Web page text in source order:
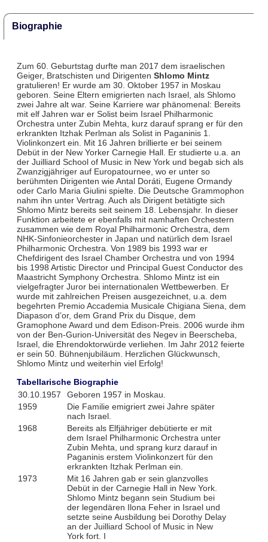
Biographie
Zum 60. Geburtstag durfte man 2017 dem israelischen
Geiger, Bratschisten und Dirigenten Shlomo Mintz
gratulieren! Er wurde am 30. Oktober 1957 in Moskau
geboren. Seine Eltern emigrierten nach Israel, als Shlomo
zwei Jahre alt war. Seine Karriere war phänomenal: Bereits
mit elf Jahren war er Solist beim Israel Philharmonic
Orchestra unter Zubin Mehta, kurz darauf sprang er für den
erkrankten Itzhak Perlman als Solist in Paganinis 1.
Violinkonzert ein. Mit 16 Jahren brillierte er bei seinem
Debüt in der New Yorker Carnegie Hall. Er studierte u.a. an
der Juilliard School of Music in New York und begab sich als
Zwanzigjähriger auf Europatournee, wo er unter so
berühmten Dirigenten wie Antal Doráti, Eugene Ormandy
oder Carlo Maria Giulini spielte. Die Deutsche Grammophon
nahm ihn unter Vertrag. Auch als Dirigent betätigte sich
Shlomo Mintz bereits seit seinem 18. Lebensjahr. In dieser
Funktion arbeitete er ebenfalls mit namhaften Orchestern
zusammen wie dem Royal Philharmonic Orchestra, dem
NHK-Sinfonieorchester in Japan und natürlich dem Israel
Philharmonic Orchestra. Von 1989 bis 1993 war er
Chefdirigent des Israel Chamber Orchestra und von 1994
bis 1998 Artistic Director und Principal Guest Conductor des
Maastricht Symphony Orchestra. Shlomo Mintz ist ein
vielgefragter Juror bei internationalen Wettbewerben. Er
wurde mit zahlreichen Preisen ausgezeichnet, u.a. dem
begehrten Premio Accademia Musicale Chigiana Siena, dem
Diapason d’or, dem Grand Prix du Disque, dem
Gramophone Award und dem Edison-Preis. 2006 wurde ihm
von der Ben-Gurion-Universität des Negev in Beerscheba,
Israel, die Ehrendoktorwürde verliehen. Im Jahr 2012 feierte
er sein 50. Bühnenjubiläum. Herzlichen Glückwunsch,
Shlomo Mintz und weiterhin viel Erfolg!
Tabellarische Biographie
30.10.1957
Geboren 1957 in Moskau.
1959
Die Familie emigriert zwei Jahre später
nach Israel.
1968
Bereits als Elfjähriger debütierte er mit
dem Israel Philharmonic Orchestra unter
Zubin Mehta, und sprang kurz darauf in
Paganinis erstem Violinkonzert für den
erkrankten Itzhak Perlman ein.
1973
Mit 16 Jahren gab er sein glanzvolles
Debüt in der Carnegie Hall in New York.
Shlomo Mintz begann sein Studium bei
der legendären Ilona Feher in Israel und
setzte seine Ausbildung bei Dorothy Delay
an der Juilliard School of Music in New
York fort. I